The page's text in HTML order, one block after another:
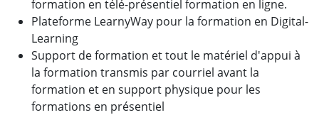
formation en télé-présentiel formation en ligne.
Plateforme LearnyWay pour la formation en Digital-
Learning
Support de formation et tout le matériel d'appui à
la formation transmis par courriel avant la
formation et en support physique pour les
formations en présentiel